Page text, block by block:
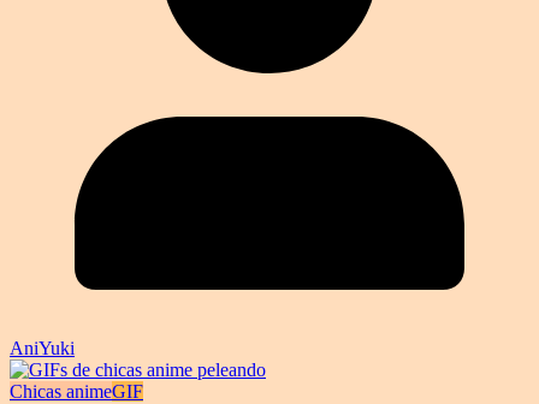
AniYuki
Chicas animeGIF